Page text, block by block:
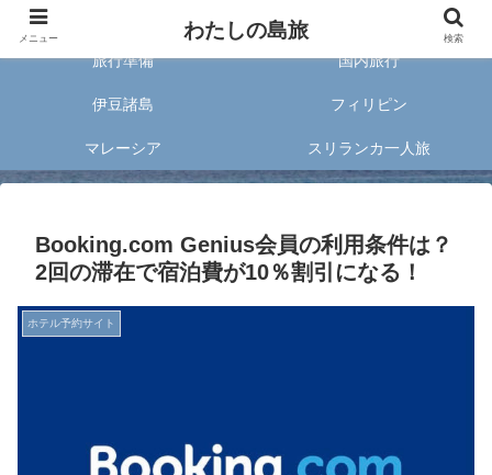
旅好きな20代女子が案内する旅のあれこれ✈︎
旅行準備 国内旅行
伊豆諸島 フィリピン
マレーシア スリランカ一人旅
Booking.com Genius会員の利用条件は？
2回の滞在で宿泊費が10％割引になる！
ホテル予約サイト
メニュー わたしの島旅 検索